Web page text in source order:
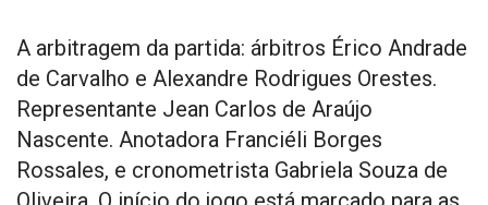
A arbitragem da partida: árbitros Érico Andrade
de Carvalho e Alexandre Rodrigues Orestes.
Representante Jean Carlos de Araújo
Nascente. Anotadora Franciéli Borges
Rossales, e cronometrista Gabriela Souza de